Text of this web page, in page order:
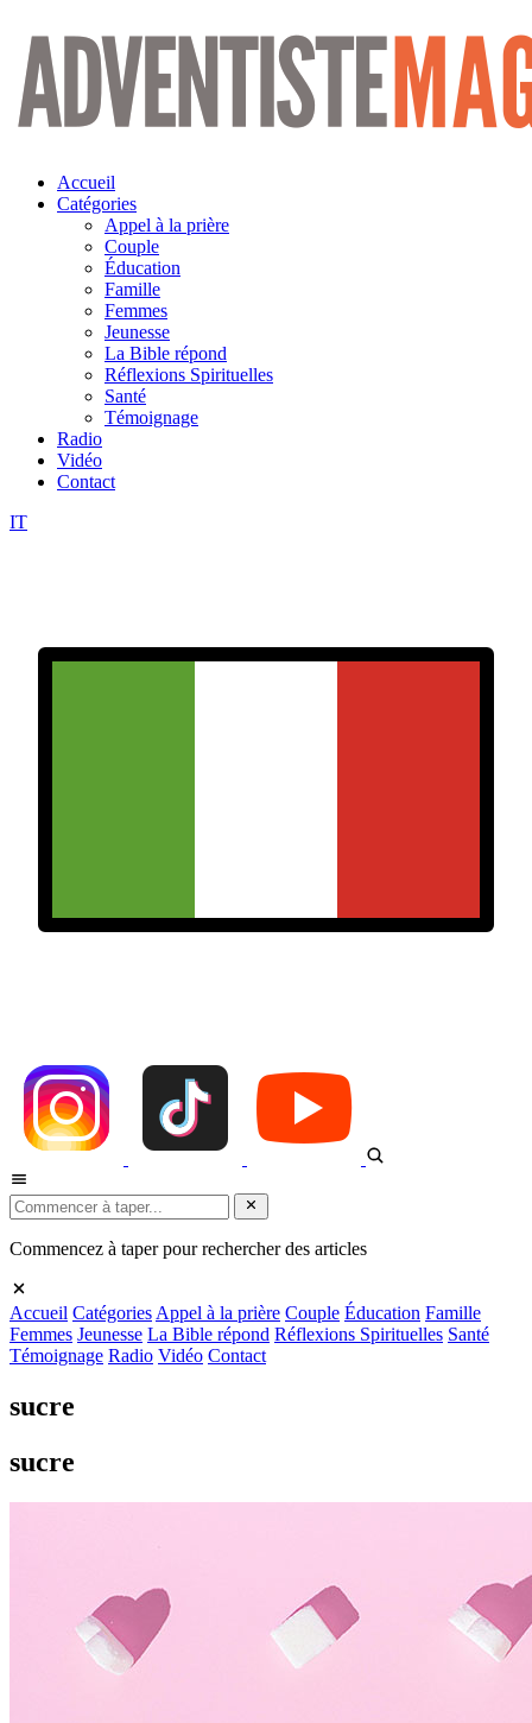
Aller
contenu
Accueil
Catégories
Appel à la prière
Couple
Éducation
Famille
Femmes
Jeunesse
La Bible répond
Réflexions Spirituelles
Santé
Témoignage
Radio
Vidéo
Contact
IT
Commencez à taper pour rechercher des articles
Accueil Catégories Appel à la prière Couple Éducation Famille
Femmes Jeunesse La Bible répond Réflexions Spirituelles Santé
Témoignage Radio Vidéo Contact
sucre
sucre